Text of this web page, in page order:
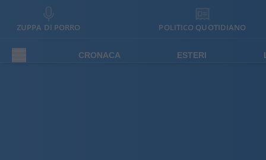
ZUPPA DI PORRO POLITICO QUOTIDIANO
CRONACA ESTERI